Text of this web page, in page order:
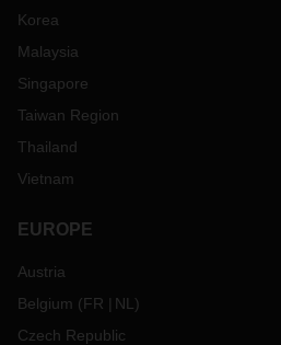
Korea
Malaysia
Singapore
Taiwan Region
Thailand
Vietnam
EUROPE
Austria
Belgium (FR NL )
Czech Republic